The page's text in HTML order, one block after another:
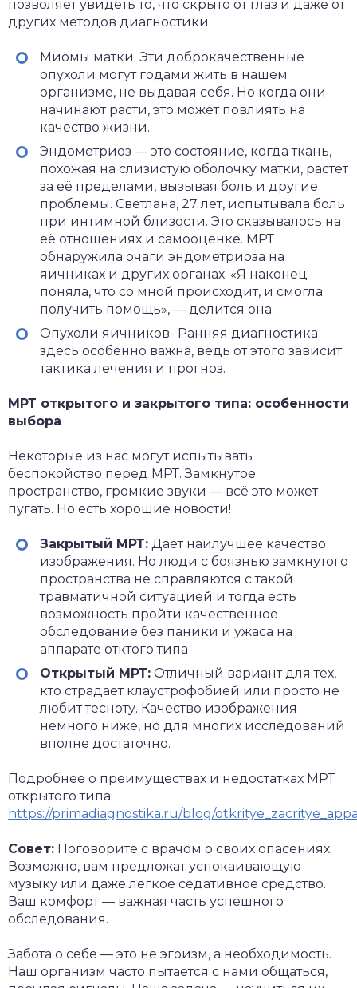
позволяет увидеть то, что скрыто от глаз и даже от
других методов диагностики.
Миомы матки. Эти доброкачественные
опухоли могут годами жить в нашем
организме, не выдавая себя. Но когда они
начинают расти, это может повлиять на
качество жизни.
Эндометриоз — это состояние, когда ткань,
похожая на слизистую оболочку матки, растёт
за её пределами, вызывая боль и другие
проблемы. Светлана, 27 лет, испытывала боль
при интимной близости. Это сказывалось на
её отношениях и самооценке. МРТ
обнаружила очаги эндометриоза на
яичниках и других органах. «Я наконец
поняла, что со мной происходит, и смогла
получить помощь», — делится она.
Опухоли яичников- Ранняя диагностика
здесь особенно важна, ведь от этого зависит
тактика лечения и прогноз.
МРТ открытого и закрытого типа: особенности
выбора
Некоторые из нас могут испытывать
беспокойство перед МРТ. Замкнутое
пространство, громкие звуки — всё это может
пугать. Но есть хорошие новости!
Закрытый МРТ: Даёт наилучшее качество
изображения. Но люди с боязнью замкнутого
пространства не справляются с такой
травматичной ситуацией и тогда есть
возможность пройти качественное
обследование без паники и ужаса на
аппарате отктого типа
Открытый МРТ: Отличный вариант для тех,
кто страдает клаустрофобией или просто не
любит тесноту. Качество изображения
немного ниже, но для многих исследований
вполне достаточно.
Подробнее о преимуществах и недостатках МРТ
открытого типа:
https://primadiagnostika.ru/blog/
Совет: Поговорите с врачом о своих опасениях.
Возможно, вам предложат успокаивающую
музыку или даже легкое седативное средство.
Ваш комфорт — важная часть успешного
обследования.
Забота о себе — это не эгоизм, а необходимость.
Наш организм часто пытается с нами общаться,